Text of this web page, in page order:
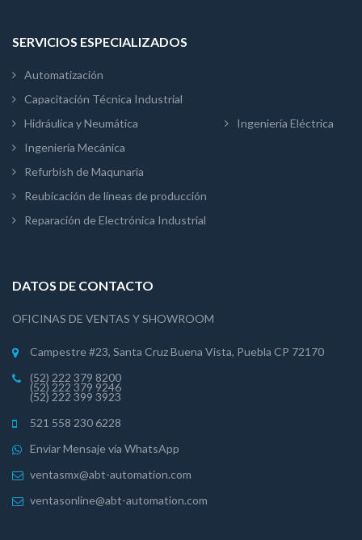
SERVICIOS ESPECIALIZADOS
Automatización
Capacitación Técnica Industrial
Hidráulica y Neumática
Ingeniería Eléctrica
Ingeniería Mecánica
Refurbish de Maqunaria
Reubicación de líneas de producción
Reparación de Electrónica Industrial
DATOS DE CONTACTO
OFICINAS DE VENTAS Y SHOWROOM
Campestre #23, Santa Cruz Buena Vista, Puebla CP 72170
(52) 222 379 8200
(52) 222 379 9246
(52) 222 399 3923
521 558 230 6228
Enviar Mensaje vía WhatsApp
ventasmx@abt-automation.com
ventasonline@abt-automation.com